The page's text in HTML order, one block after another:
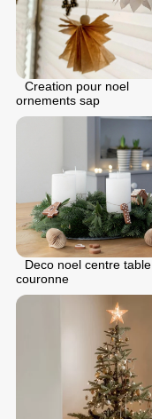
Creation pour noel
ornements sap
Deco noel centre table
couronne